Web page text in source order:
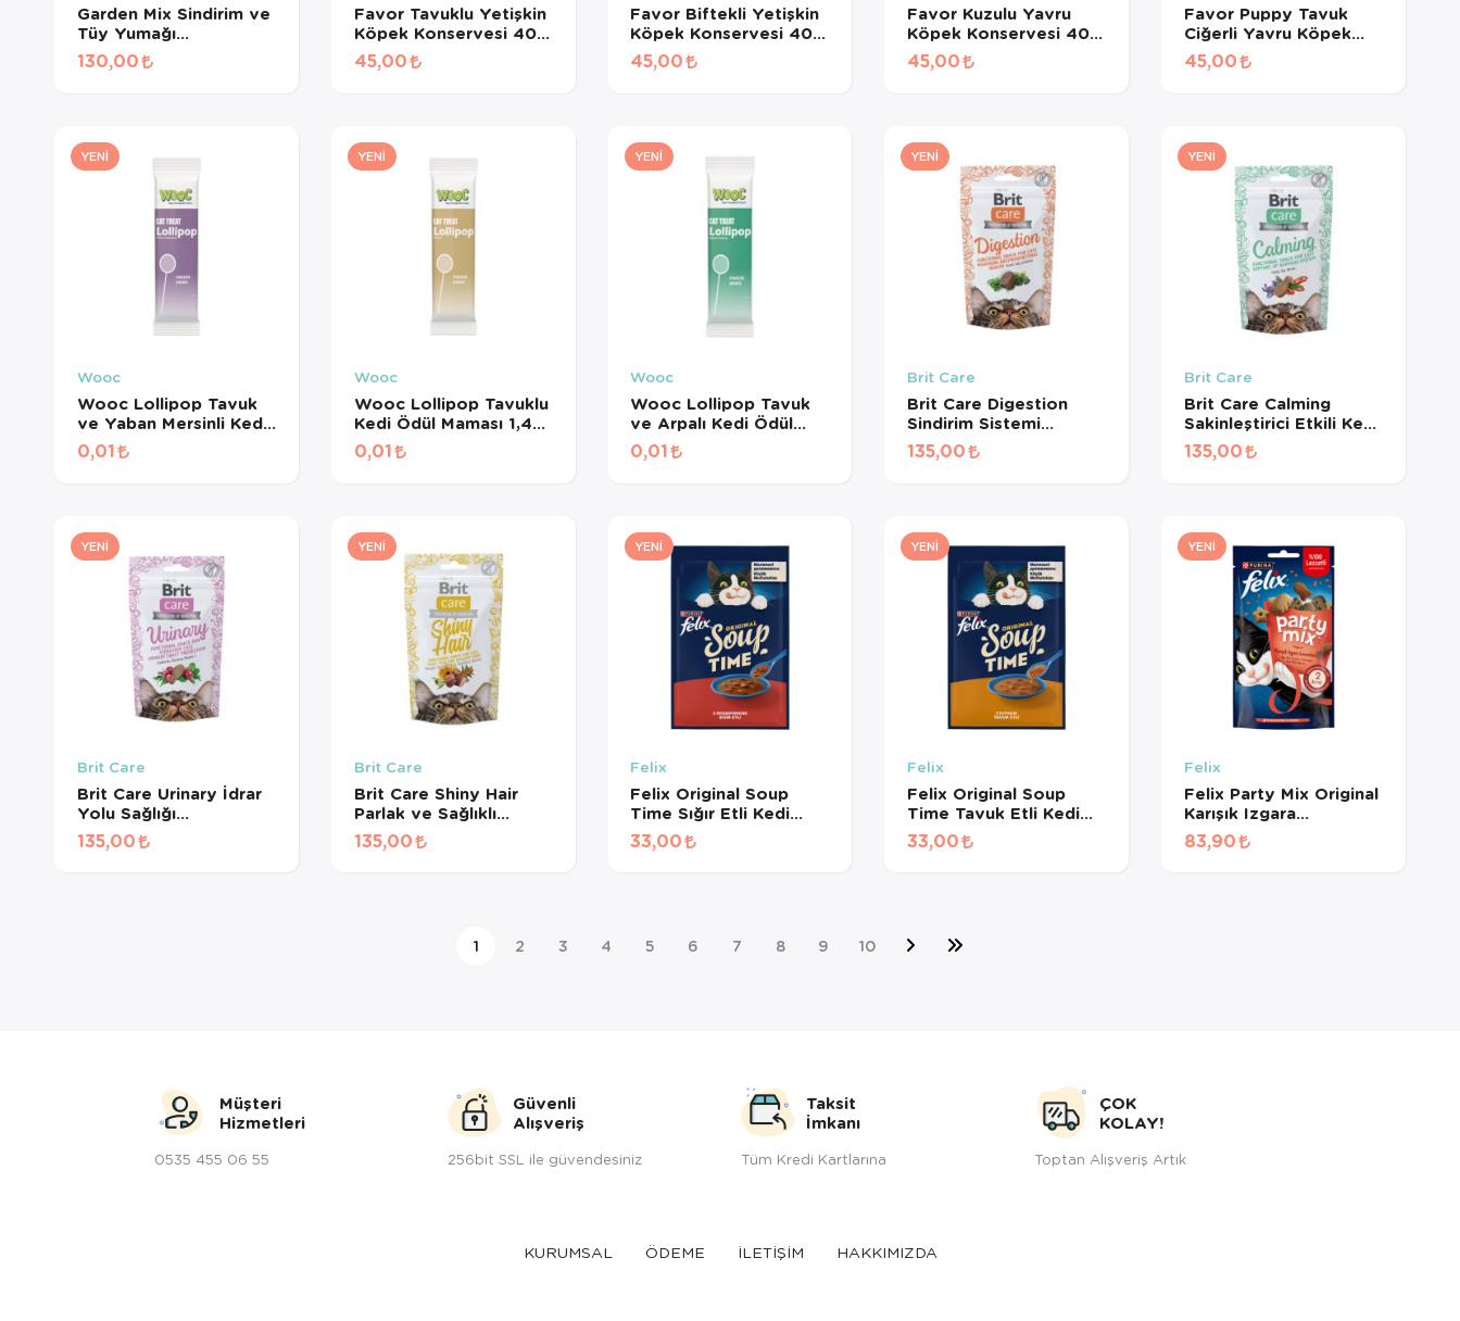
Garden Mix Sindirim ve
Tüy Yumağı
Destekleyen Kedi Çimi
130,00
Favor Tavuklu Yetişkin
Köpek Konservesi 400
Gr
45,00
Favor Biftekli Yetişkin
Köpek Konservesi 400
Gr
45,00
Favor Kuzulu Yavru
Köpek Konservesi 400
Gr
45,00
Favor Puppy Tavuk
Ciğerli Yavru Köpek
Konservesi 400 Gr
45,00
YENI
Wooc
Wooc Lollipop Tavuk
ve Yaban Mersinli Kedi
Ödül Maması 1,4 Gr
0,01
YENI
Wooc
Wooc Lollipop Tavuklu
Kedi Ödül Maması 1,4
Gr
0,01
YENI
Wooc
Wooc Lollipop Tavuk
ve Arpalı Kedi Ödül
Maması 1,4 Gr
0,01
YENI
Brit Care
Brit Care Digestion
Sindirim Sistemi
Destekleyici Tahılsız
Kedi Ödül Maması 50gr
135,00
YENI
Brit Care
Brit Care Calming
Sakinleştirici Etkili Kedi
Ödül Maması 50gr
135,00
YENI
Brit Care
Brit Care Urinary İdrar
Yolu Sağlığı
Destekleyici Kedi Ödül
Maması 50 Gr
135,00
YENI
Brit Care
Brit Care Shiny Hair
Parlak ve Sağlıklı
Tüyler için Tahılsız Kedi
Ödül Maması 50gr
135,00
YENI
Felix
Felix Original Soup
Time Sığır Etli Kedi
Çorbası 48 Gr
33,00
YENI
Felix
Felix Original Soup
Time Tavuk Etli Kedi
Çorbası 48 Gr
33,00
YENI
Felix
Felix Party Mix Original
Karışık Izgara
Lezzetleri Kedi Ödül
Maması 60 Gr
83,90
1 2 3 4 5 6 7 8 9 10
Müşteri
Hizmetleri
0535 455 06 55
Güvenli
Alışveriş
256bit SSL ile güvendesiniz
Taksit
İmkanı
Tüm Kredi Kartlarına
ÇOK
KOLAY!
Toptan Alışveriş Artık
KURUMSAL ÖDEME İLETİŞİM HAKKIMIZDA